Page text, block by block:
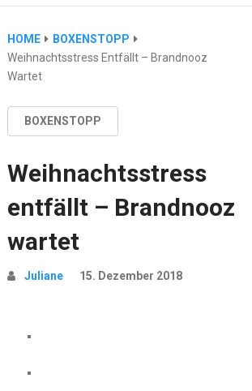
HOME
BOXENSTOPP
Weihnachtsstress Entfällt – Brandnooz
Wartet
BOXENSTOPP
Weihnachtsstress
entfällt – Brandnooz
wartet
Juliane 15. Dezember 2018